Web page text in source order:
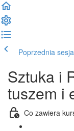
Poprzednia sesja
Sztuka i
tuszem i
Co zawiera